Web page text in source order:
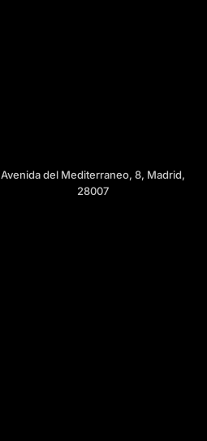
Avenida del Mediterraneo, 8, Madrid,
28007